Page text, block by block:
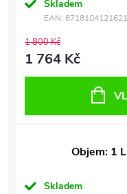
Skladem
EAN: 8718104121621
1 800 Kč
1 764 Kč
Objem: 1 L
Skladem